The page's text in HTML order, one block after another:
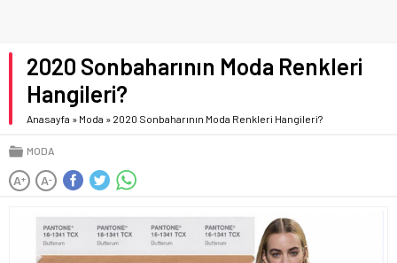
2020 Sonbaharının Moda Renkleri
Hangileri?
Anasayfa » Moda » 2020 Sonbaharının Moda Renkleri Hangileri?
MODA
A+ A-